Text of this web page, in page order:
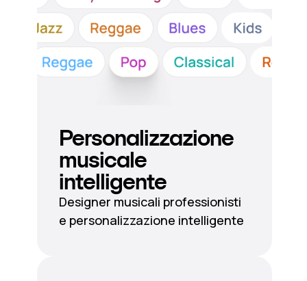
Personalizzazione
musicale
intelligente
Designer musicali professionisti
e personalizzazione intelligente